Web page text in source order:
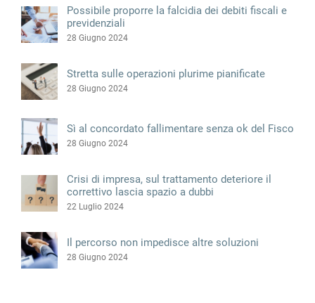
Possibile proporre la falcidia dei debiti fiscali e
previdenziali
28 Giugno 2024
Stretta sulle operazioni plurime pianificate
28 Giugno 2024
Sì al concordato fallimentare senza ok del Fisco
28 Giugno 2024
Crisi di impresa, sul trattamento deteriore il
correttivo lascia spazio a dubbi
22 Luglio 2024
Il percorso non impedisce altre soluzioni
28 Giugno 2024